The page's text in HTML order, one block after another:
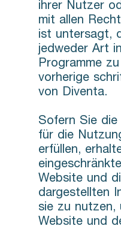
ihrer Nutzer
mit allen
ist untersagt,
jedweder Art
Programme
vorherige
von Diventa.
Sofern Sie die
für die
erfüllen,
Website und
dargestellten
sie zu nutzen,
Website und